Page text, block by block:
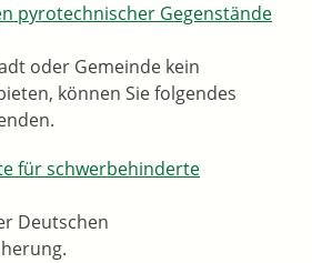
pyrotechnischer Gegenstände
oder Gemeinde kein
können Sie folgendes
für schwerbehinderte
Deutschen